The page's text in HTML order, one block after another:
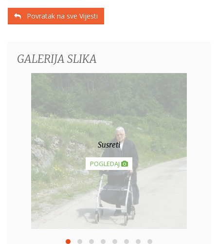
Povratak na sve Vijesti
GALERIJA SLIKA
Susreti
POGLEDAJ